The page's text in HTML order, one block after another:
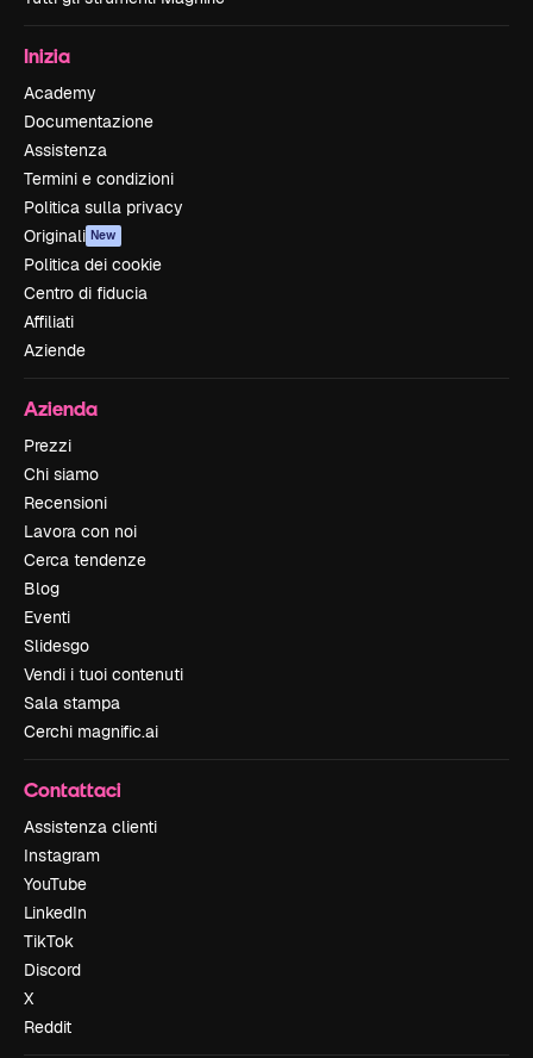
Inizia
Academy
Documentazione
Assistenza
Termini e condizioni
Politica sulla privacy
Originali New
Politica dei cookie
Centro di fiducia
Affiliati
Aziende
Azienda
Prezzi
Chi siamo
Recensioni
Lavora con noi
Cerca tendenze
Blog
Eventi
Slidesgo
Vendi i tuoi contenuti
Sala stampa
Cerchi magnific.ai
Contattaci
Assistenza clienti
Instagram
YouTube
LinkedIn
TikTok
Discord
X
Reddit